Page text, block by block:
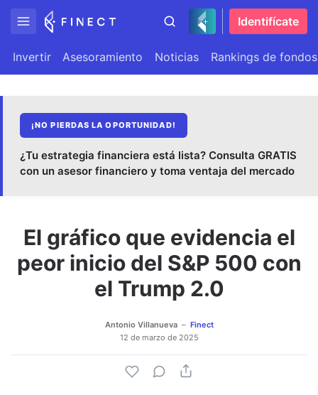
Identifícate
Invertir Asesoramiento Noticias Rankings de fondos
¡NO PIERDAS LA OPORTUNIDAD!
¿Tu estrategia financiera está lista? Consulta GRATIS
con un asesor financiero y toma ventaja del mercado
El gráfico que evidencia el
peor inicio del S&P 500 con
el Trump 2.0
Antonio Villanueva
Finect
12 de marzo de 2025